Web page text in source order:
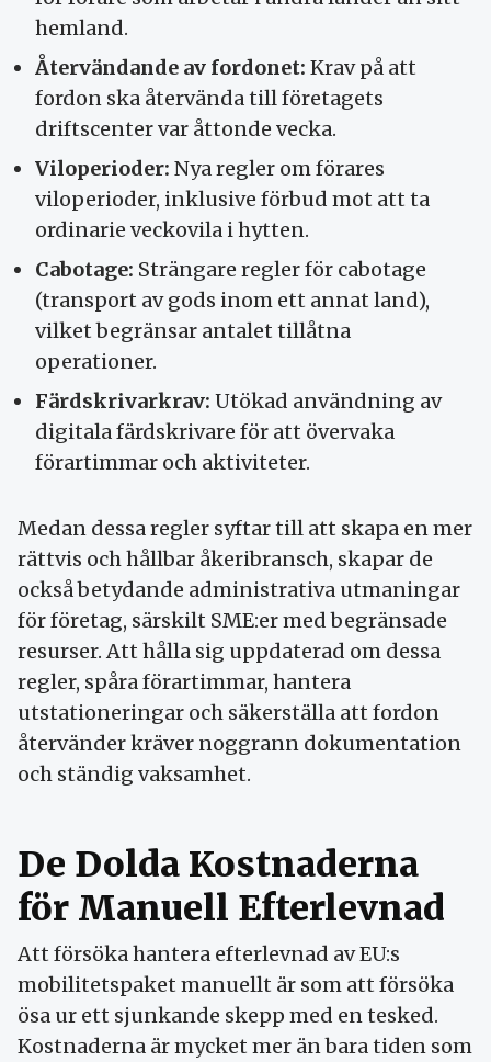
hemland.
Återvändande av fordonet: Krav på att
fordon ska återvända till företagets
driftscenter var åttonde vecka.
Viloperioder: Nya regler om förares
viloperioder, inklusive förbud mot att ta
ordinarie veckovila i hytten.
Cabotage: Strängare regler för cabotage
(transport av gods inom ett annat land),
vilket begränsar antalet tillåtna
operationer.
Färdskrivarkrav: Utökad användning av
digitala färdskrivare för att övervaka
förartimmar och aktiviteter.
Medan dessa regler syftar till att skapa en mer
rättvis och hållbar åkeribransch, skapar de
också betydande administrativa utmaningar
för företag, särskilt SME:er med begränsade
resurser. Att hålla sig uppdaterad om dessa
regler, spåra förartimmar, hantera
utstationeringar och säkerställa att fordon
återvänder kräver noggrann dokumentation
och ständig vaksamhet.
De Dolda Kostnaderna
för Manuell Efterlevnad
Att försöka hantera efterlevnad av EU:s
mobilitetspaket manuellt är som att försöka
ösa ur ett sjunkande skepp med en tesked.
Kostnaderna är mycket mer än bara tiden som